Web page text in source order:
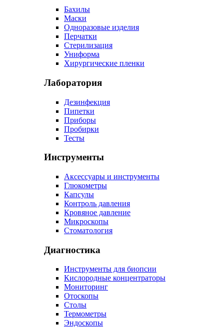
Бахилы
Маски
Одноразовые изделия
Перчатки
Стерилизация
Униформа
Хирургические пленки
Лаборатория
Дезинфекция
Пипетки
Приборы
Пробирки
Тесты
Инструменты
Аксессуары и инструменты
Глюкометры
Капсулы
Контроль давления
Кровяное давление
Микроскопы
Стоматология
Диагностика
Инструменты для биопсии
Кислородные концентраторы
Мониторинг
Отоскопы
Столы
Термометры
Эндоскопы